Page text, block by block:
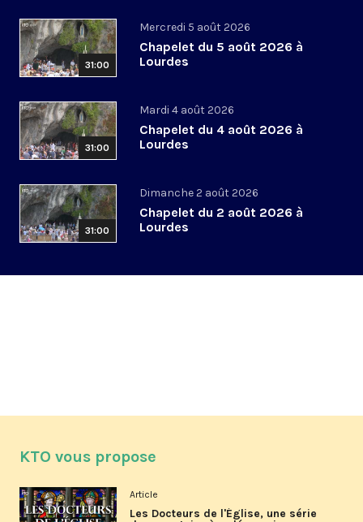
31:00
Mercredi 5 août 2026
Chapelet du 5 août 2026 à
Lourdes
31:00
Mardi 4 août 2026
Chapelet du 4 août 2026 à
Lourdes
31:00
Dimanche 2 août 2026
Chapelet du 2 août 2026 à
Lourdes
KTO vous propose
Article
Les Docteurs de l'Église, une série